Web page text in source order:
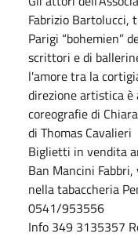
Fabrizio Bartolucci,
Parigi “bohemien”
scrittori e di
l'amore tra la
direzione artistica è
coreografie di
di Thomas Cavalieri
Biglietti in vendita
Ban Mancini
nella tabaccheria
0541/953556
Info 349 3135357